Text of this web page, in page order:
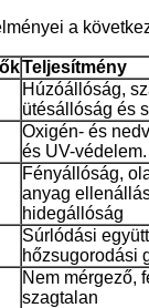
a
Teljesítmény
Húzóállóság,
ütésállóság és
Oxigén- és
és UV-védelem.
Fényállóság,
anyag
hidegállóság
Súrlódási
hőzsugorodási
Nem mérgező,
szagtalan